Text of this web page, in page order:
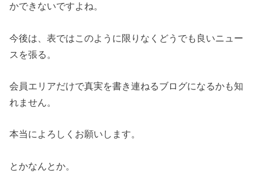
かできないですよね。
今後は、表ではこのように限りなくどうでも良いニュー
スを張る。
会員エリアだけで真実を書き連ねるブログになるかも知
れません。
本当によろしくお願いします。
とかなんとか。